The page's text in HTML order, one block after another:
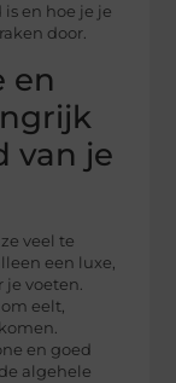
en hoe je je
door.
en
van je
veel te
een luxe,
je voeten.
eelt,
en goed
algehele